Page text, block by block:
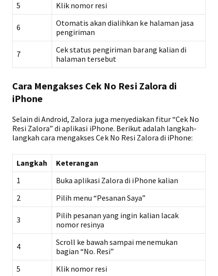
5
Klik nomor resi
6
Otomatis akan dialihkan ke halaman jasa
pengiriman
7
Cek status pengiriman barang kalian di
halaman tersebut
Cara Mengakses Cek No Resi Zalora di
iPhone
Selain di Android, Zalora juga menyediakan fitur “Cek No
Resi Zalora” di aplikasi iPhone. Berikut adalah langkah-
langkah cara mengakses Cek No Resi Zalora di iPhone:
Langkah
Keterangan
1
Buka aplikasi Zalora di iPhone kalian
2
Pilih menu “Pesanan Saya”
3
Pilih pesanan yang ingin kalian lacak
nomor resinya
4
Scroll ke bawah sampai menemukan
bagian “No. Resi”
5
Klik nomor resi